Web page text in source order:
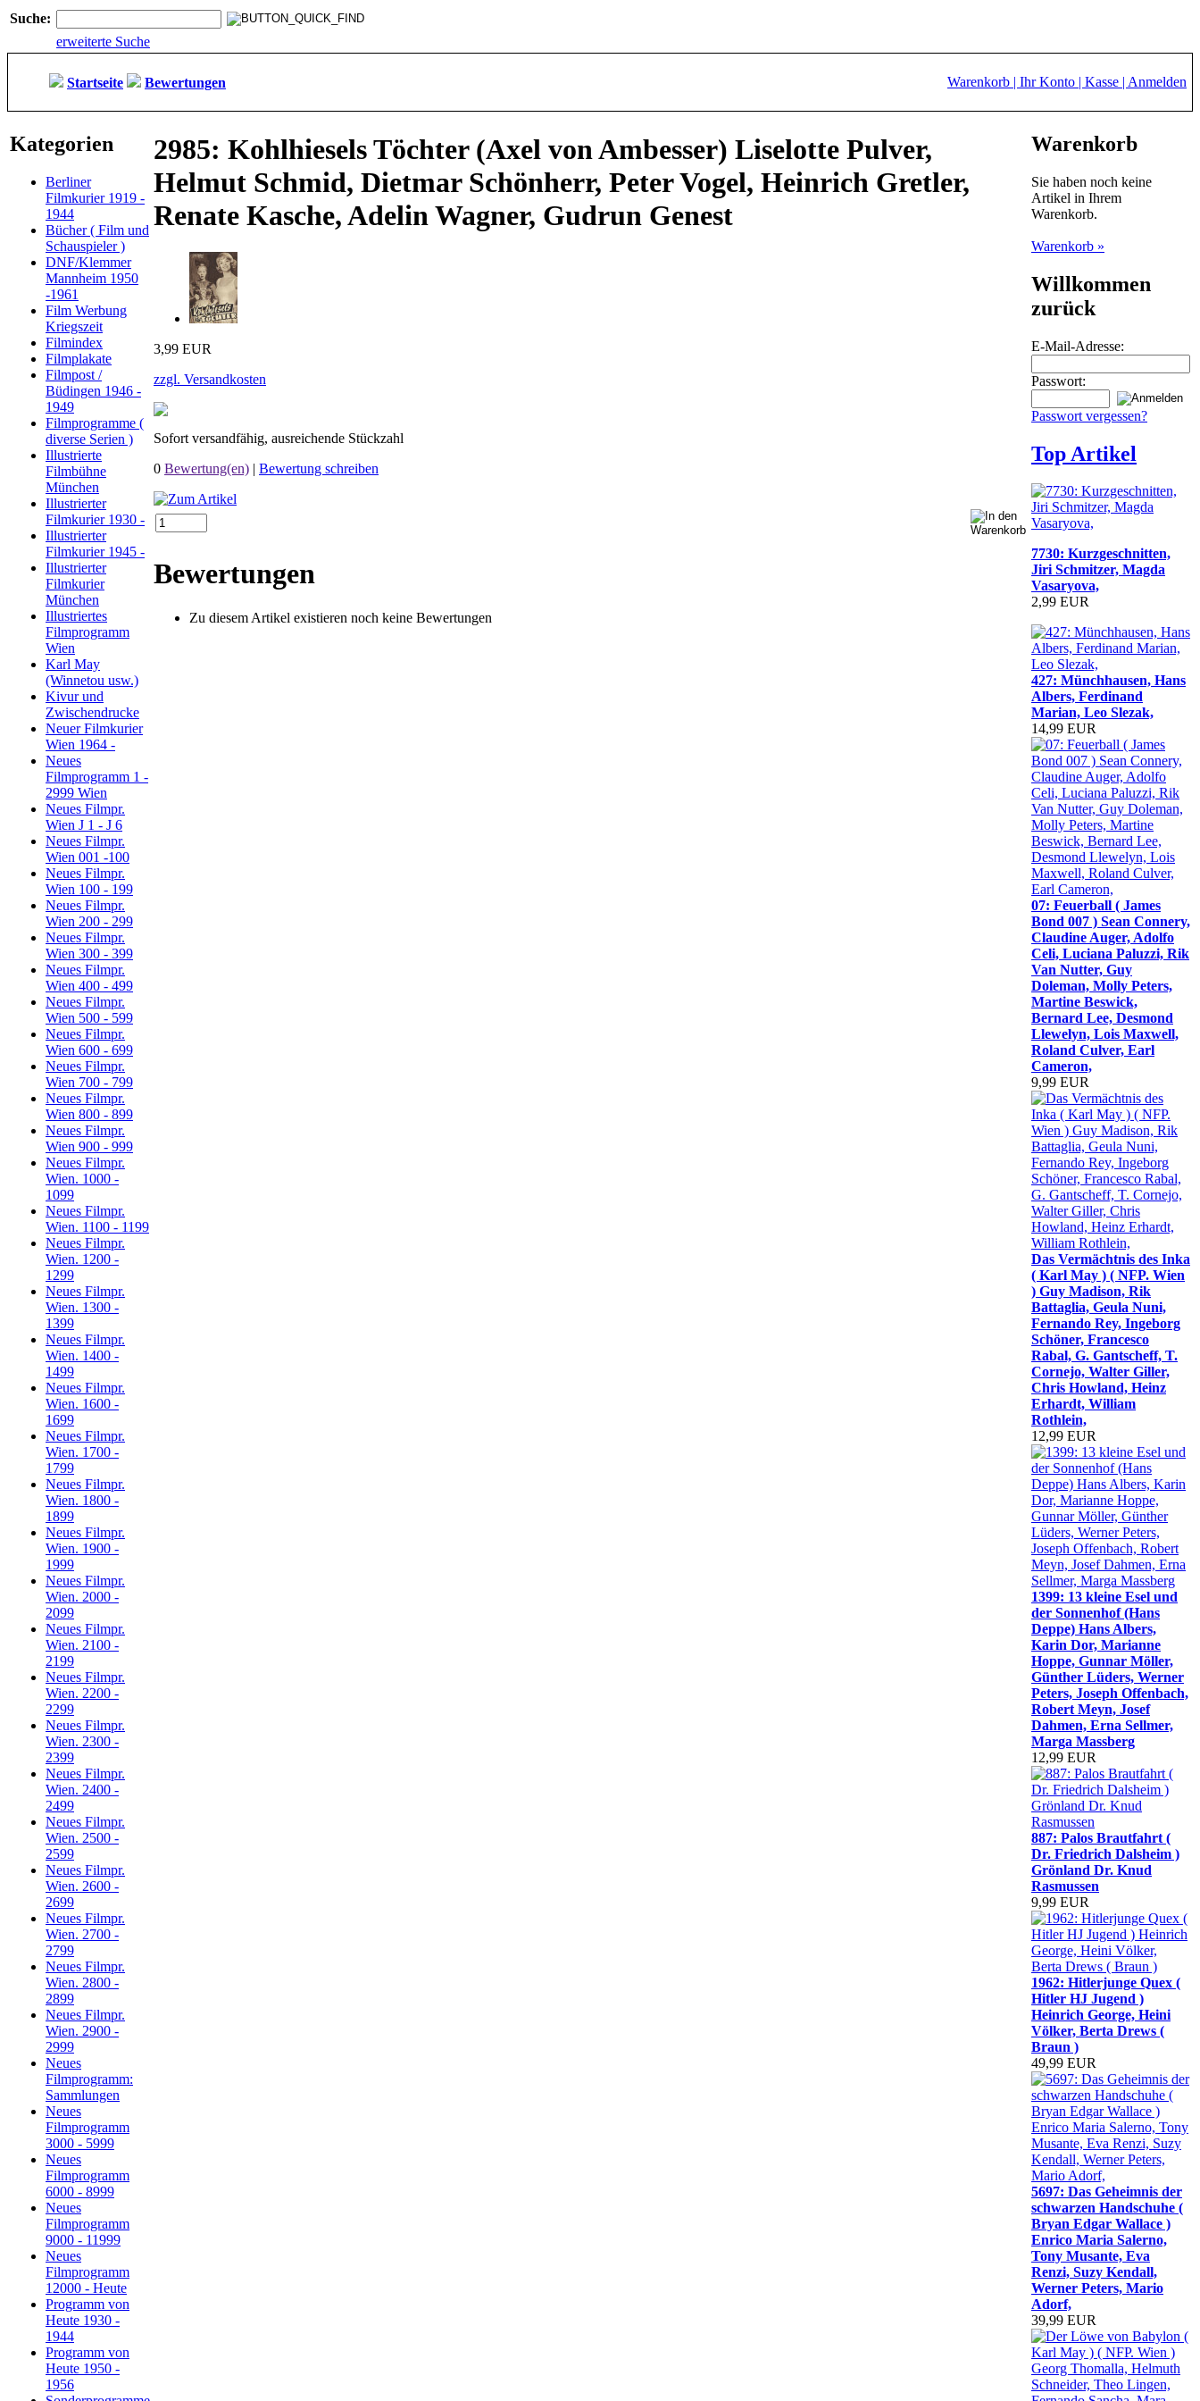
Suche:
erweiterte Suche
Startseite Bewertungen Warenkorb | Ihr Konto | Kasse | Anmelden
Kategorien
Berliner
Filmkurier 1919 -
1944
Bücher ( Film und
Schauspieler )
DNF/Klemmer
Mannheim 1950
-1961
Film Werbung
Kriegszeit
Filmindex
Filmplakate
Filmpost /
Büdingen 1946 -
1949
Filmprogramme (
diverse Serien )
Illustrierte
Filmbühne
München
Illustrierter
Filmkurier 1930 -
Illustrierter
Filmkurier 1945 -
Illustrierter
Filmkurier
München
Illustriertes
Filmprogramm
Wien
Karl May
(Winnetou usw.)
Kivur und
Zwischendrucke
Neuer Filmkurier
Wien 1964 -
Neues
Filmprogramm 1 -
2999 Wien
Neues Filmpr.
Wien J 1 - J 6
Neues Filmpr.
Wien 001 -100
Neues Filmpr.
Wien 100 - 199
Neues Filmpr.
Wien 200 - 299
Neues Filmpr.
Wien 300 - 399
Neues Filmpr.
Wien 400 - 499
Neues Filmpr.
Wien 500 - 599
Neues Filmpr.
Wien 600 - 699
Neues Filmpr.
Wien 700 - 799
Neues Filmpr.
Wien 800 - 899
Neues Filmpr.
Wien 900 - 999
Neues Filmpr.
Wien. 1000 -
1099
Neues Filmpr.
Wien. 1100 - 1199
Neues Filmpr.
Wien. 1200 -
1299
Neues Filmpr.
Wien. 1300 -
1399
Neues Filmpr.
Wien. 1400 -
1499
Neues Filmpr.
Wien. 1600 -
1699
Neues Filmpr.
Wien. 1700 -
1799
Neues Filmpr.
Wien. 1800 -
1899
Neues Filmpr.
Wien. 1900 -
1999
Neues Filmpr.
Wien. 2000 -
2099
Neues Filmpr.
Wien. 2100 -
2199
Neues Filmpr.
Wien. 2200 -
2299
Neues Filmpr.
Wien. 2300 -
2399
Neues Filmpr.
Wien. 2400 -
2499
Neues Filmpr.
Wien. 2500 -
2599
Neues Filmpr.
Wien. 2600 -
2699
Neues Filmpr.
Wien. 2700 -
2799
Neues Filmpr.
Wien. 2800 -
2899
Neues Filmpr.
Wien. 2900 -
2999
Neues
Filmprogramm:
Sammlungen
Neues
Filmprogramm
3000 - 5999
Neues
Filmprogramm
6000 - 8999
Neues
Filmprogramm
9000 - 11999
Neues
Filmprogramm
12000 - Heute
Programm von
Heute 1930 -
1944
Programm von
Heute 1950 -
1956
2985: Kohlhiesels Töchter (Axel von Ambesser) Liselotte Pulver,
Helmut Schmid, Dietmar Schönherr, Peter Vogel, Heinrich Gretler,
Renate Kasche, Adelin Wagner, Gudrun Genest
3,99 EUR
zzgl. Versandkosten
Sofort versandfähig, ausreichende Stückzahl
0 Bewertung(en) | Bewertung schreiben
Bewertungen
Zu diesem Artikel existieren noch keine Bewertungen
Warenkorb
Sie haben noch keine
Artikel in Ihrem
Warenkorb.
Warenkorb »
Willkommen
zurück
E-Mail-Adresse:
Passwort:
Passwort vergessen?
Top Artikel
7730: Kurzgeschnitten,
Jiri Schmitzer, Magda
Vasaryova,
2,99 EUR
427: Münchhausen, Hans
Albers, Ferdinand
Marian, Leo Slezak,
14,99 EUR
07: Feuerball ( James
Bond 007 ) Sean Connery,
Claudine Auger, Adolfo
Celi, Luciana Paluzzi, Rik
Van Nutter, Guy
Doleman, Molly Peters,
Martine Beswick,
Bernard Lee, Desmond
Llewelyn, Lois Maxwell,
Roland Culver, Earl
Cameron,
9,99 EUR
Das Vermächtnis des Inka
( Karl May ) ( NFP. Wien
) Guy Madison, Rik
Battaglia, Geula Nuni,
Fernando Rey, Ingeborg
Schöner, Francesco
Rabal, G. Gantscheff, T.
Cornejo, Walter Giller,
Chris Howland, Heinz
Erhardt, William
Rothlein,
12,99 EUR
1399: 13 kleine Esel und
der Sonnenhof (Hans
Deppe) Hans Albers,
Karin Dor, Marianne
Hoppe, Gunnar Möller,
Günther Lüders, Werner
Peters, Joseph Offenbach,
Robert Meyn, Josef
Dahmen, Erna Sellmer,
Marga Massberg
12,99 EUR
887: Palos Brautfahrt (
Dr. Friedrich Dalsheim )
Grönland Dr. Knud
Rasmussen
9,99 EUR
1962: Hitlerjunge Quex (
Hitler HJ Jugend )
Heinrich George, Heini
Völker, Berta Drews (
Braun )
49,99 EUR
5697: Das Geheimnis der
schwarzen Handschuhe (
Bryan Edgar Wallace )
Enrico Maria Salerno,
Tony Musante, Eva
Renzi, Suzy Kendall,
Werner Peters, Mario
Adorf,
39,99 EUR